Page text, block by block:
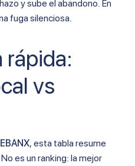
y sube el abandono. En
fuga silenciosa.
rápida:
vs
, esta tabla resume
es un ranking: la mejor